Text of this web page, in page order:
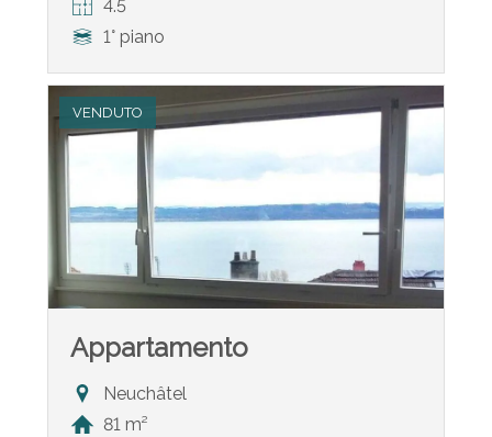
4.5
1° piano
VENDUTO
Appartamento
Neuchâtel
81 m²